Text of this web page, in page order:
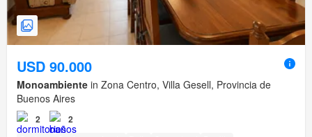
USD 90.000
Monoambiente in Zona Centro, Villa Gesell, Provincia de
Buenos Aires
2 2